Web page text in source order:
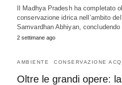
Il Madhya Pradesh ha completato
conservazione idrica nell’ambito
Samvardhan Abhiyan,
2 settimane ago
AMBIENTE CONSERVAZIONE
Oltre le grandi opere: